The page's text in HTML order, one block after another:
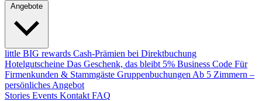
little BIG rewards Cash-Prämien bei Direktbuchung
Hotelgutscheine Das Geschenk, das bleibt 5% Business Code Für
Firmenkunden & Stammgäste Gruppenbuchungen Ab 5 Zimmern –
persönliches Angebot
Stories Events Kontakt FAQ